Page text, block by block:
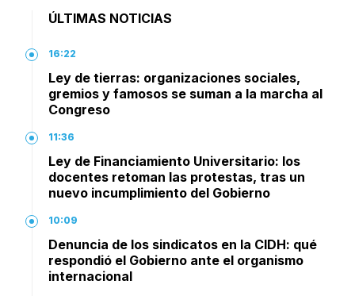
ÚLTIMAS NOTICIAS
16:22
Ley de tierras: organizaciones sociales,
gremios y famosos se suman a la marcha al
Congreso
11:36
Ley de Financiamiento Universitario: los
docentes retoman las protestas, tras un
nuevo incumplimiento del Gobierno
10:09
Denuncia de los sindicatos en la CIDH: qué
respondió el Gobierno ante el organismo
internacional